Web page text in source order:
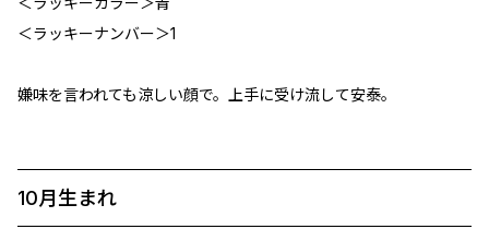
＜ラッキーナンバー＞1
嫌味を言われても涼しい顔で。上手に受け流して安泰。
10月生まれ